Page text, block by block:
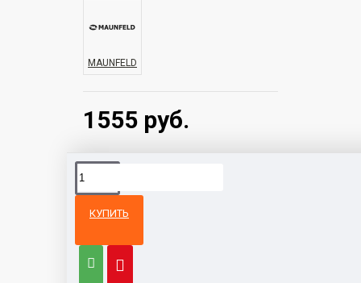
1555 руб.
MAUNFELD
КУПИТЬ
категории